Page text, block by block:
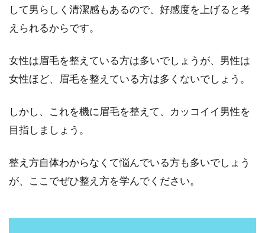
顎のたるみが気になる方へ！マッサ
顎がたるんでいると顔が大きく見えたり、実年
齢より老けて見られてしまいます。鏡を見て顎
のたるみが気...
簡単にきれいにするやり方
ます。眉毛は...
して男らしく清潔感もあるので、好感度を上げると考
えられるからです。
女性は眉毛を整えている方は多いでしょうが、男性は
女性ほど、眉毛を整えている方は多くないでしょう。
しかし、これを機に眉毛を整えて、カッコイイ男性を
目指しましょう。
整え方自体わからなくて悩んでいる方も多いでしょう
が、ここでぜひ整え方を学んでください。